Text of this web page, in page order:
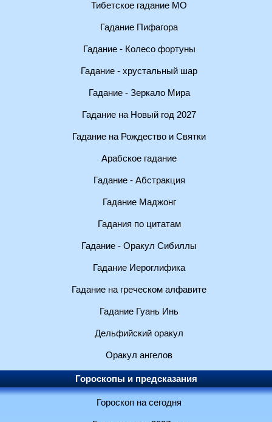
Тибетское гадание МО
Гадание Пифагора
Гадание - Колесо фортуны
Гадание - хрустальный шар
Гадание - Зеркало Мира
Гадание на Новый год 2027
Гадание на Рождество и Святки
Арабское гадание
Гадание - Абстракция
Гадание Маджонг
Гадания по цитатам
Гадание - Оракул Сибиллы
Гадание Иероглифика
Гадание на греческом алфавите
Гадание Гуань Инь
Дельфийский оракул
Оракул ангелов
Гороскопы и предсказания
Гороскоп на сегодня